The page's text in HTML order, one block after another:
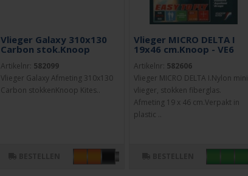
Vlieger Galaxy 310x130
Carbon stok.Knoop
Artikelnr: 582099
Vlieger Galaxy Afmeting 310x130
Carbon stokkenKnoop Kites..
Vlieger MICRO DELTA I
19x46 cm.Knoop - VE6
Artikelnr: 582606
Vlieger MICRO DELTA I.Nylon mini
vlieger, stokken fiberglas.
Afmeting 19 x 46 cm.Verpakt in
plastic ..